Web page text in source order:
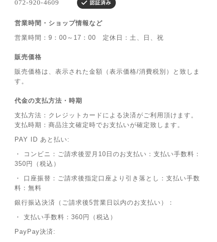
営業時間・ショップ情報など
営業時間：9：00～17：00 定休日：土、日、祝
販売価格
販売価格は、表示された金額（表示価格/消費税別）と致しま
す。
代金の支払方法・時期
支払方法：クレジットカードによる決済がご利用頂けます。
支払時期：商品注文確定時でお支払いが確定致します。
PAY ID あと払い:
・ コンビニ：ご請求後翌月10日のお支払い：支払い手数料：
350円（税込）
・ 口座振替：ご請求後指定口座より引き落とし：支払い手数
料：無料
銀行振込決済（ご請求後5営業日以内のお支払い）：
・ 支払い手数料：360円（税込）
PayPay決済: